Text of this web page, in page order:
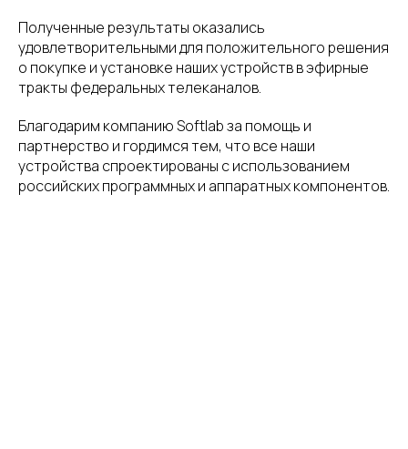
Полученные результаты оказались
удовлетворительными для положительного решения
о покупке и установке наших устройств в эфирные
тракты федеральных телеканалов.
Благодарим компанию Softlab за помощь и
партнерство и гордимся тем, что все наши
устройства спроектированы с использованием
российских программных и аппаратных компонентов.